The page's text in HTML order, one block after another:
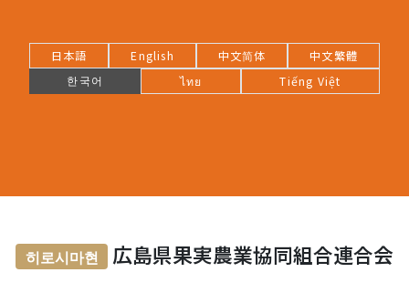
日本語 English 中文简体
中文繁體
한국어
ไทย Tiếng Việt
히로시마현 広島県果実農業協同組合連合会